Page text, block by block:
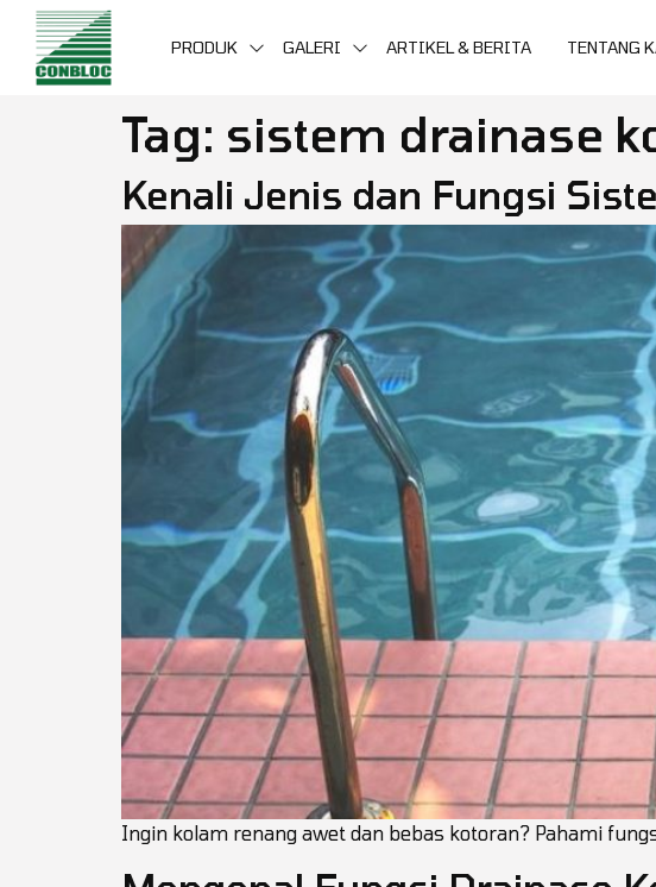
PRODUK GALERI ARTIKEL & BERITA TENTANG
Tag: sistem drainase
Kenali Jenis dan Fungsi
Ingin kolam renang awet dan bebas kotoran? Pahami